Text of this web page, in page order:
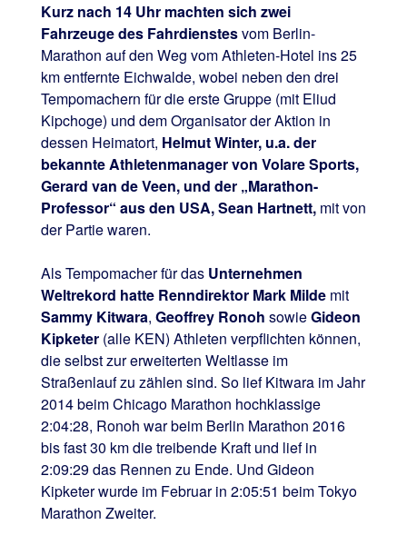
Kurz nach 14 Uhr machten sich zwei
Fahrzeuge des Fahrdienstesvom Berlin-
Marathon auf den Weg vom Athleten-Hotel ins 25
km entfernte Eichwalde, wobei neben den drei
Tempomachern für die erste Gruppe (mit Eliud
Kipchoge) und dem Organisator der Aktion in
dessen Heimatort, Helmut Winter, u.a. der
bekannte Athletenmanager von Volare Sports,
Gerard van de Veen, und der „Marathon-
Professor“ aus den USA, Sean Hartnett,mit von
der Partie waren.
Als Tempomacher für das Unternehmen
Weltrekord hatte Renndirektor Mark Milde mit
Sammy Kitwara, Geoffrey Ronoh sowieGideon
Kipketer(alle KEN) Athleten verpflichten können,
die selbst zur erweiterten Weltlasse im
Straßenlauf zu zählen sind. So lief Kitwara im Jahr
2014 beim Chicago Marathon hochklassige
2:04:28, Ronoh war beim Berlin Marathon 2016
bis fast 30 km die treibende Kraft und lief in
2:09:29 das Rennen zu Ende. Und Gideon
Kipketer wurde im Februar in 2:05:51 beim Tokyo
Marathon Zweiter.